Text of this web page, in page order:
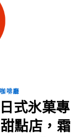
咖啡廳
式氷菓專
點店，霜